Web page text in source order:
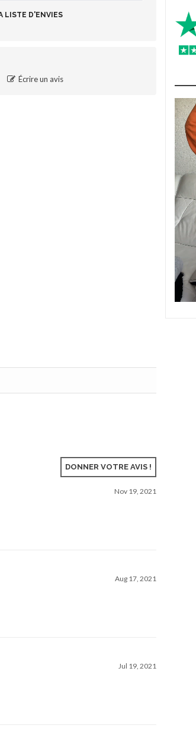
LISTE D'ENVIES
Écrire un avis
Nov 19, 2021
Aug 17, 2021
Jul 19, 2021
DONNER VOTRE AVIS !